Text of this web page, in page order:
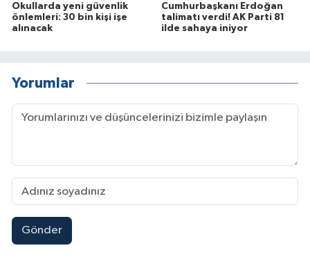
Okullarda yeni güvenlik
önlemleri: 30 bin kişi işe
alınacak
Cumhurbaşkanı Erdoğan
talimatı verdi! AK Parti 81
ilde sahaya iniyor
Yorumlar
Gönder